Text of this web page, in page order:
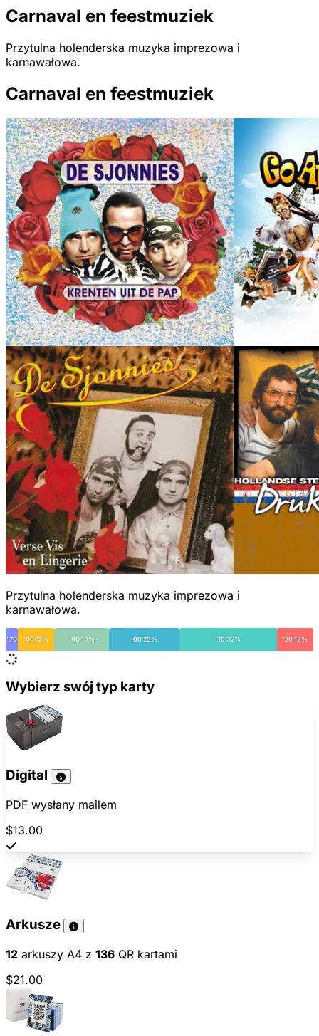
Carnaval en feestmuziek
Przytulna holenderska muzyka imprezowa i
karnawałowa.
Carnaval en feestmuziek
Przytulna holenderska muzyka imprezowa i
karnawałowa.
'70 '80 12% '90 18% '00 23% '10 32% '20 12%
Wybierz swój typ karty
Digital
PDF wysłany mailem
$13.00
Arkusze
12 arkuszy A4 z 136 QR kartami
$21.00